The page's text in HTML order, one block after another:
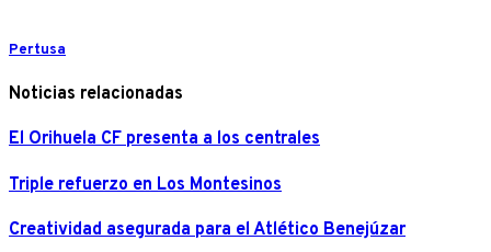
Pertusa
Noticias relacionadas
El Orihuela CF presenta a los centrales
Triple refuerzo en Los Montesinos
Creatividad asegurada para el Atlético Benejúzar